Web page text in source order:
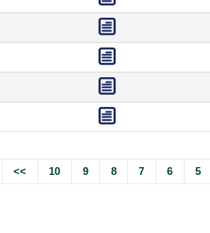
5
6
7
8
9
10
>>